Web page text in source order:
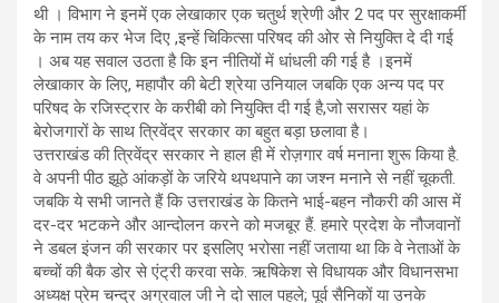
थी । विभाग ने इनमें एक लेखाकार एक चतुर्थ श्रेणी और 2 पद पर सुरक्षाकर्मी
के नाम तय कर भेज दिए ,इन्हें चिकित्सा परिषद की ओर से नियुक्ति दे दी गई
। अब यह सवाल उठता है कि इन नीतियों में धांधली की गई है ।इनमें
लेखाकार के लिए, महापौर की बेटी श्रेया उनियाल जबकि एक अन्य पद पर
परिषद के रजिस्ट्रार के करीबी को नियुक्ति दी गई है,जो सरासर यहां के
बेरोजगारों के साथ त्रिवेंद्र सरकार का बहुत बड़ा छलावा है।
उत्तराखंड की त्रिवेंद्र सरकार ने हाल ही में रोज़गार वर्ष मनाना शुरू किया है.
वे अपनी पीठ झूठे आंकड़ों के जरिये थपथपाने का जश्न मनाने से नहीं चूकती.
जबकि ये सभी जानते हैं कि उत्तराखंड के कितने भाई-बहन नौकरी की आस में
दर-दर भटकने और आन्दोलन करने को मजबूर हैं. हमारे प्रदेश के नौजवानों
ने डबल इंजन की सरकार पर इसलिए भरोसा नहीं जताया था कि वे नेताओं के
बच्चों की बैक डोर से एंट्री करवा सके. ऋषिकेश से विधायक और विधानसभा
अध्यक्ष प्रेम चन्द्र अग्रवाल जी ने दो साल पहले; पूर्व सैनिकों या उनके